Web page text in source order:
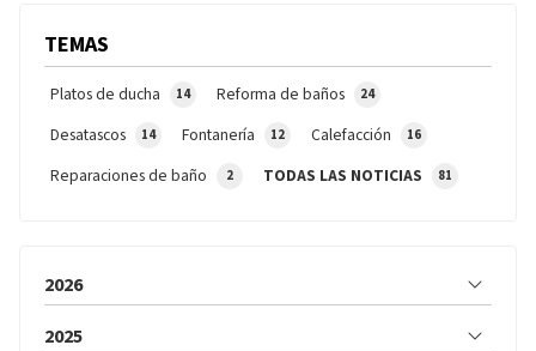
TEMAS
TODAS LAS NOTICIAS 81
Platos de ducha 14 Reforma de baños 24
Desatascos 14 Fontanería 12 Calefacción 16
Reparaciones de baño 2
2026
2025